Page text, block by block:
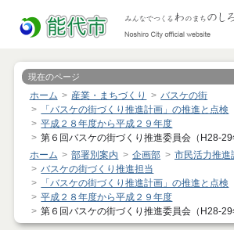
現在のページ
ホーム 産業・まちづくり
バスケの街
「バスケの街づくり推進計画」の推進と点検
平成２８年度から平成２９年度
第６回バスケの街づくり推進委員会（H28-29
ホーム
部署別案内 企画部
市民活力推進
バスケの街づくり推進担当
「バスケの街づくり推進計画」の推進と点検
平成２８年度から平成２９年度
第６回バスケの街づくり推進委員会（H28-29